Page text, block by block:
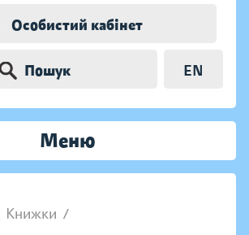
Особистий кабінет
Пошук EN
Меню
Книжки /